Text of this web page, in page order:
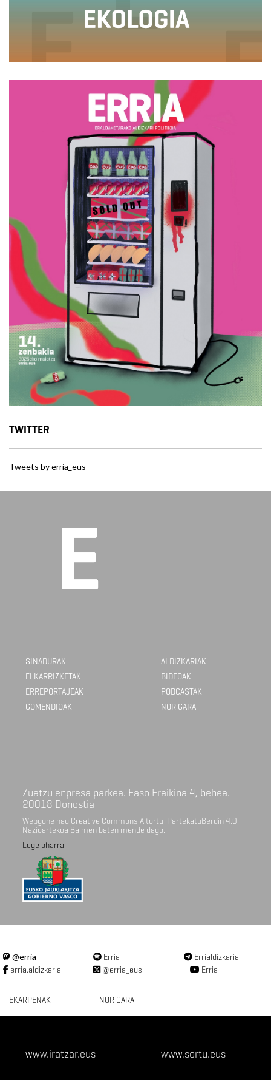
TWITTER
Tweets by erria_eus
SINADURAK
ELKARRIZKETAK
ERREPORTAJEAK
GOMENDIOAK
ALDIZKARIAK
BIDEOAK
PODCASTAK
NOR GARA
Zuatzu enpresa parkea. Easo Eraikina 4, behea.
20018 Donostia
Webgune hau Creative Commons Aitortu-PartekatuBerdin 4.0
Nazioartekoa Baimen baten mende dago.
Lege oharra
@erria Erria
Errialdizkaria
erria.aldizkaria
@erria_eus Erria
EKARPENAK NOR GARA
www.iratzar.eus www.sortu.eus